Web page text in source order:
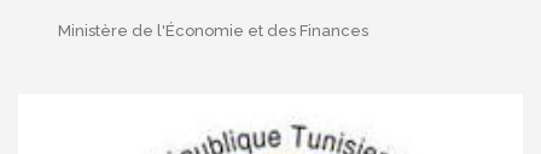
Ministère de l'Économie et des Finances